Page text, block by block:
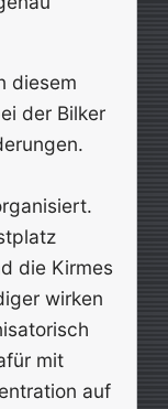
diesem
der Bilker
die Kirmes
wirken
mit
auf